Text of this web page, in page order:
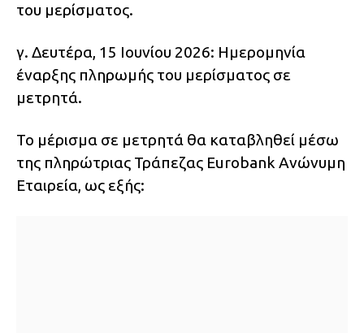
του μερίσματος.
γ. Δευτέρα, 15 Ιουνίου 2026: Ημερομηνία
έναρξης πληρωμής του μερίσματος σε
μετρητά.
Το μέρισμα σε μετρητά θα καταβληθεί μέσω
της πληρώτριας Τράπεζας Eurobank Ανώνυμη
Εταιρεία, ως εξής: